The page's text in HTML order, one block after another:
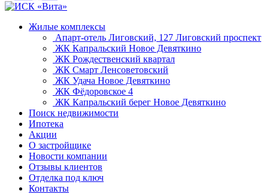
Жилые комплексы
Апарт-отель Лиговский, 127 Лиговский проспект
ЖК Капральский Новое Девяткино
ЖК Рождественский квартал
ЖК Смарт Ленсоветовский
ЖК Удача Новое Девяткино
ЖК Фёдоровское 4
ЖК Капральский берег Новое Девяткино
Поиск недвижимости
Ипотека
Акции
О застройщике
Новости компании
Отзывы клиентов
Отделка под ключ
Контакты